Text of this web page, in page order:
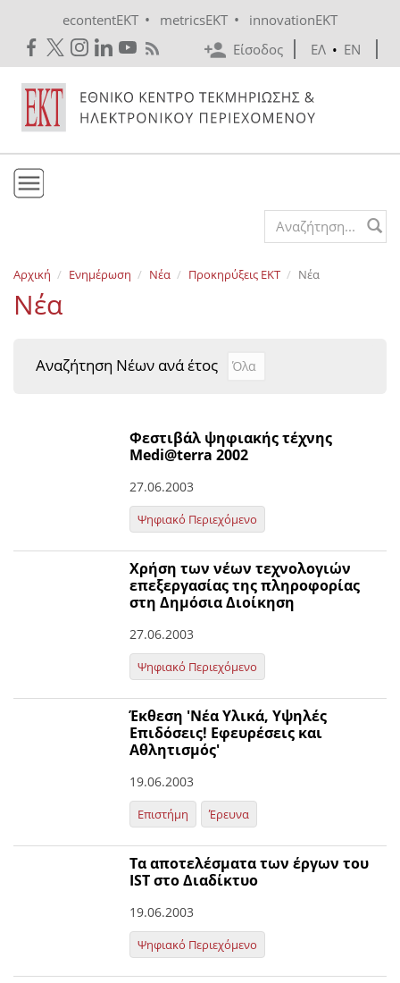
econtentEKT • metricsEKT •
innovationEKT
Είσοδος
ΕΛ • EN
Εκδόσεις
Ενημέρωση
Search form
Αρχική Ενημέρωση Νέα Προκηρύξεις EKT Νέα
Νέα
Αναζήτηση Νέων ανά έτος Αναζήτηση Νέων ανά
Year
Φεστιβάλ ψηφιακής τέχνης
Μedi@terra 2002
27.06.2003
Ψηφιακό Περιεχόμενο
Χρήση των νέων τεχνολογιών
επεξεργασίας της πληροφορίας
στη Δημόσια Διοίκηση
27.06.2003
Ψηφιακό Περιεχόμενο
Έκθεση 'Νέα Υλικά, Υψηλές
Επιδόσεις! Εφευρέσεις και
Αθλητισμός'
19.06.2003
Επιστήμη Έρευνα
Τα αποτελέσματα των έργων του
IST στο Διαδίκτυο
19.06.2003
Ψηφιακό Περιεχόμενο